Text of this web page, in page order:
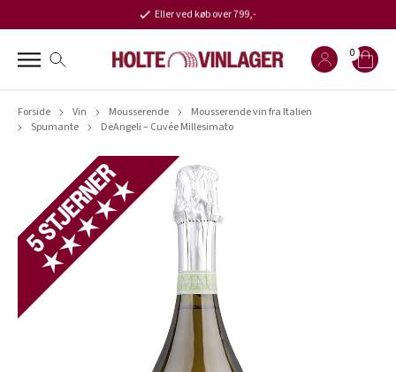
Eller ved køb over 799,-
0
Forside Vin Mousserende
Mousserende vin fra Italien
Spumante
DeAngeli – Cuvée Millesimato